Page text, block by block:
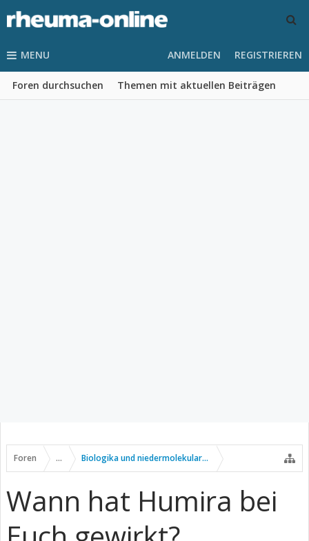
MENU
Foren durchsuchen Themen mit aktuellen Beiträgen
ANMELDEN REGISTRIEREN
Foren ... Biologika und niedermolekulare Wirkstoffe
Wann hat Humira bei